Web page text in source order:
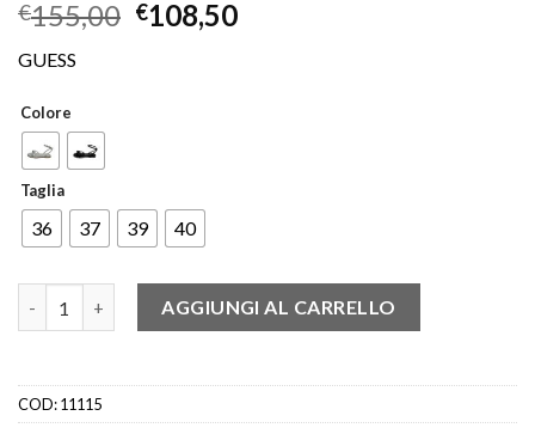
€155,00 €108,50
GUESS
Colore
Taglia
36 37 39 40
GUESS FLJSLOLEM03 SANDALO LISTINI NODO ARGENTO -
AGGIUNGI AL CARRELLO
COD:11115